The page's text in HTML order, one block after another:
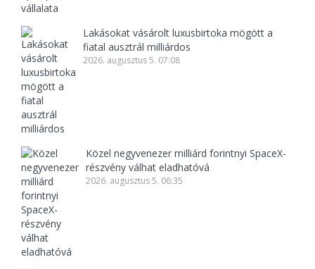
Lakásokat vásárolt luxusbirtoka mögött a
fiatal ausztrál milliárdos
2026. augusztus 5. 07:08
Közel negyvenezer milliárd forintnyi SpaceX-
részvény válhat eladhatóvá
2026. augusztus 5. 06:35